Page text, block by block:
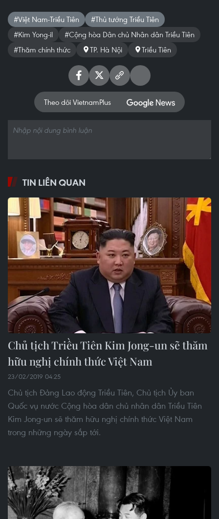
#Việt Nam-Triều Tiên
#Thủ tướng Triều Tiên
#Kim Yong-il
#Cộng hòa Dân chủ Nhân dân Triều Tiên
#Thăm chính thức
TP. Hà Nội Triều Tiên
Theo dõi VietnamPlus
TIN LIÊN QUAN
Chủ tịch Triều Tiên Kim Jong-un sẽ thăm
hữu nghị chính thức Việt Nam
23/02/2019 04:25
Chủ tịch Đảng Lao động Triều Tiên, Chủ tịch Ủy ban
Quốc vụ nước Cộng hòa dân chủ nhân dân Triều Tiên
Kim Jong-un sẽ thăm hữu nghị chính thức Việt Nam
trong những ngày sắp tới.